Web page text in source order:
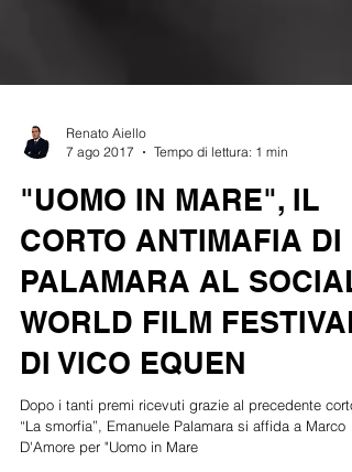
7 ago 2017
Tempo di lettura: 1 min
"UOMO IN MARE", IL
CORTO ANTIMAFIA DI
PALAMARA AL SOCIAL
WORLD FILM FESTIVAL
DI VICO EQUEN
Dopo i tanti premi ricevuti grazie al precedente corto,